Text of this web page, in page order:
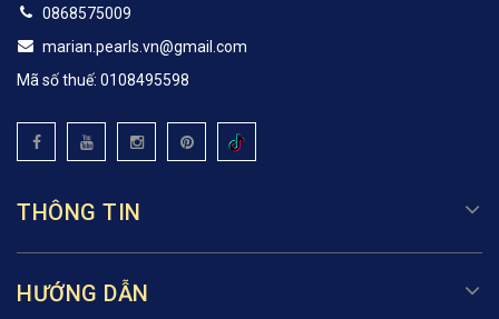
0868575009
marian.pearls.vn@gmail.com
Mã số thuế: 0108495598
THÔNG TIN
HƯỚNG DẪN